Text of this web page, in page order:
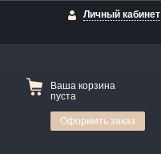
Личный кабинет
Ваша корзина
пуста
Оформить заказ